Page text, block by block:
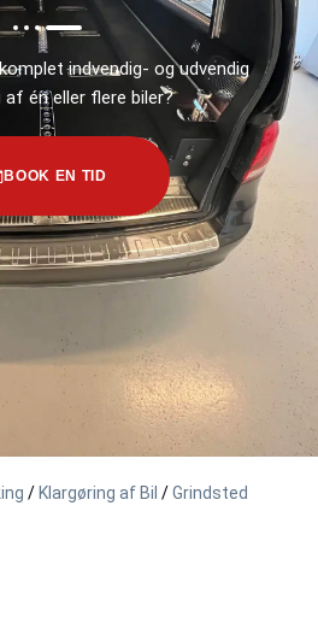
indvendig- og udvendig
af én eller flere biler?
BOOK EN TID
/ Klargøring af Bil /Grindsted